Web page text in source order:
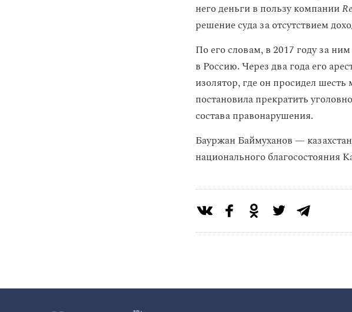
него деньги в пользу компании
решение суда за отсутствием
По его словам, в 2017 году за
в Россию. Через два года его
изолятор, где он просидел
постановила прекратить
состава правонарушения.
Бауржан Баймуханов —
национального благосостояния